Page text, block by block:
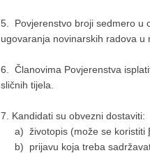
5. Povjerenstvo broji sedmero u
ugovaranja novinarskih radova u
6. Članovima Povjerenstva
sličnih tijela.
7. Kandidati su obvezni dostaviti:
a) životopis (može se koristiti
b) prijavu koja treba